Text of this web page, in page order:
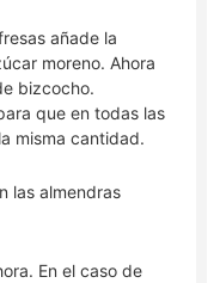
añade la
moreno. Ahora
bizcocho.
que en todas las
misma cantidad.
las almendras
En el caso de